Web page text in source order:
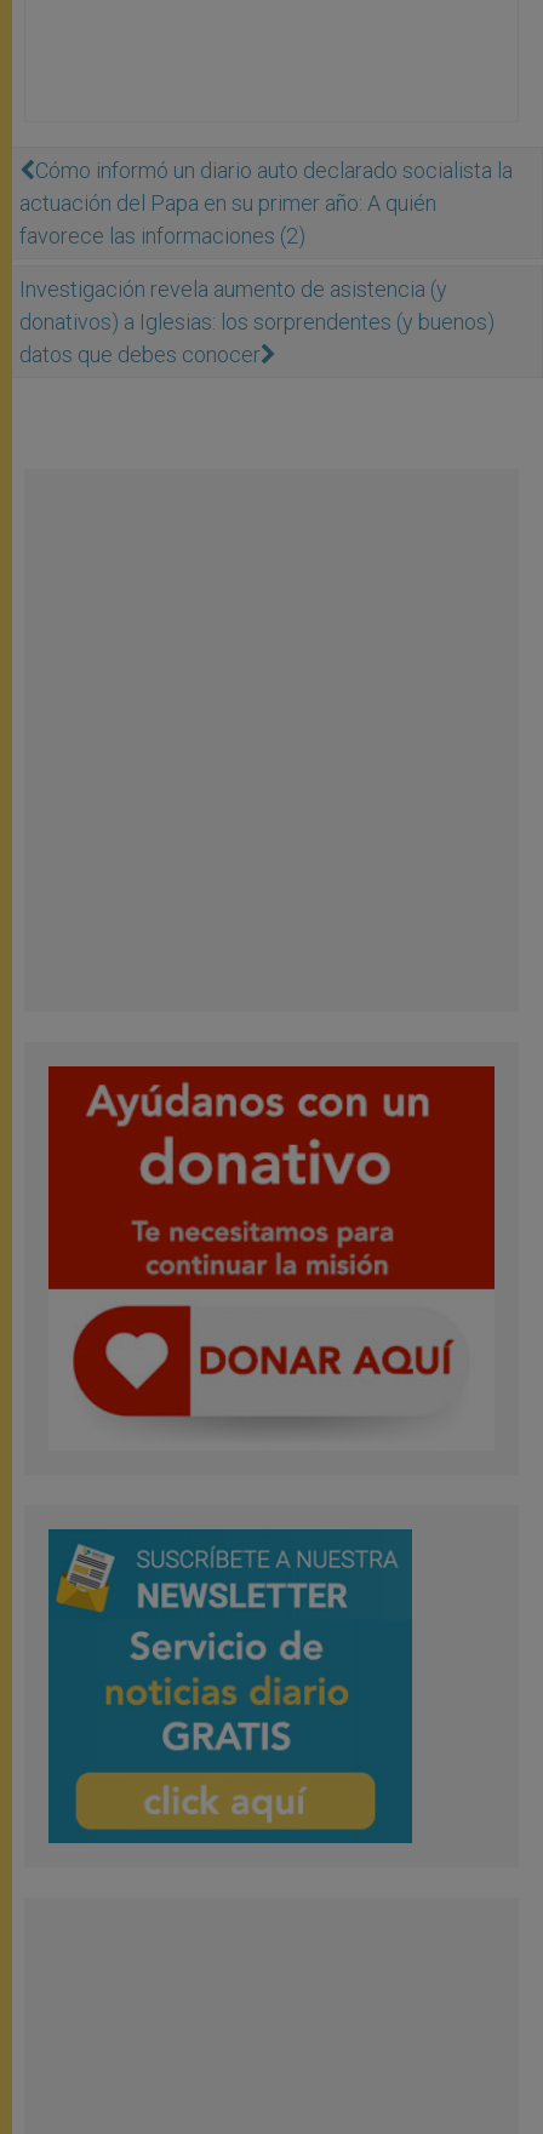
Cómo informó un diario auto declarado socialista la
actuación del Papa en su primer año: A quién
favorece las informaciones (2)
Investigación revela aumento de asistencia (y
donativos) a Iglesias: los sorprendentes (y buenos)
datos que debes conocer